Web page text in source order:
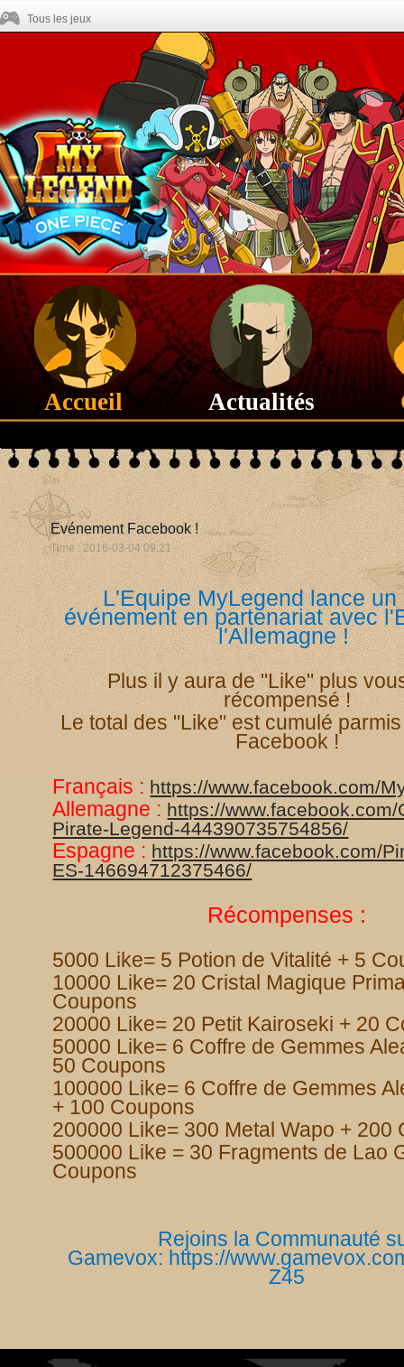
Tous les jeux
Accueil Actualités
Evénement Facebook !
Time : 2016-03-04 09:21
L'Equipe MyLegend lance un
événement en partenariat avec
l'Allemagne !
Plus il y aura de "Like" plus
récompensé !
Le total des "Like" est cumulé
Facebook !
Français : https://www.facebook.com/
Allemagne : https://www.facebook.com/
Pirate-Legend-444390735754856/
Espagne : https://www.facebook.com/
ES-146694712375466/
Récompenses :
5000 Like= 5 Potion de Vitalité + 5
10000 Like= 20 Cristal Magique
Coupons
20000 Like= 20 Petit Kairoseki + 20
50000 Like= 6 Coffre de Gemmes
50 Coupons
100000 Like= 6 Coffre de Gemmes
+ 100 Coupons
200000 Like= 300 Metal Wapo + 200
500000 Like = 30 Fragments de Lao
Coupons
Rejoins la Communauté
Gamevox: https://
Z45